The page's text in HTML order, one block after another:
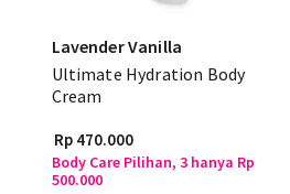
Lavender Vanilla
Ultimate Hydration Body
Cream
Rp 470.000
Body Care Pilihan, 3 hanya Rp
500.000